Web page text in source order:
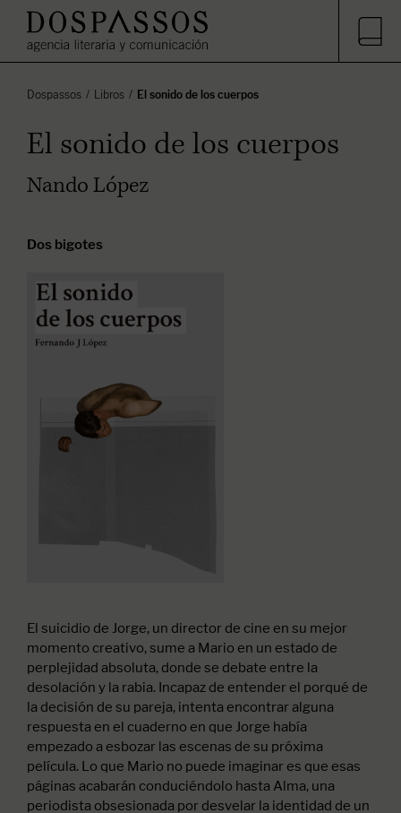
El sonido de los cuerpos
Libros
Dospassos
El sonido de los cuerpos
Nando López
Dos bigotes
El suicidio de Jorge, un director de cine en su mejor
momento creativo, sume a Mario en un estado de
perplejidad absoluta, donde se debate entre la
desolación y la rabia. Incapaz de entender el porqué de
la decisión de su pareja, intenta encontrar alguna
respuesta en el cuaderno en que Jorge había
empezado a esbozar las escenas de su próxima
película. Lo que Mario no puede imaginar es que esas
páginas acabarán conduciéndolo hasta Alma, una
periodista obsesionada por desvelar la identidad de un